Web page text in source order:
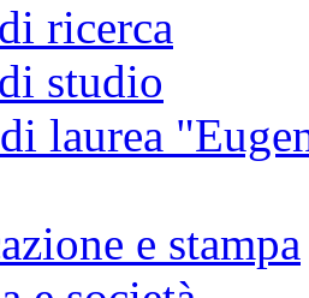
ricerca
studio
laurea
e stampa